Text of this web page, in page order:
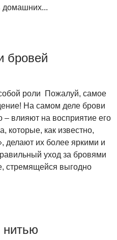
домашних...
бровей
роли Пожалуй, самое
На самом деле брови
влияют на восприятие его
которые, как известно,
делают их более яркими и
уход за бровями
стремящейся выгодно
нитью